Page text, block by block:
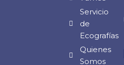
Servicio
de
Ecografías
Quienes
Somos